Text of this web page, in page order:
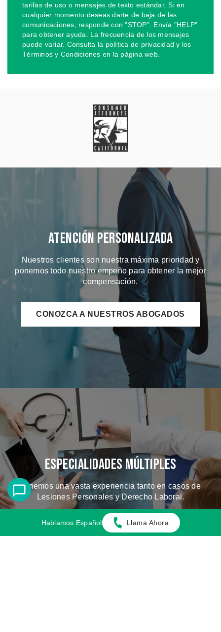
tarifas de uso o mensajes de texto estándar. Si en
cualquier momento deseas darte de baja de las
comunicaciones, responde con "STOP". Envía "HELP"
para obtener ayuda. La frecuencia de los mensajes
puede variar. Consulta la política de privacidad y los
Términos y Condiciones en la página web.
Atención Personalizada
Nuestros clientes son nuestra máxima prioridad y
ponemos todo nuestro empeño para obtener la mejor
compensación.
CONOZCA A NUESTROS ABOGADOS
Especialidades Múltiples
Tenemos una vasta experiencia tanto en casos de
Lesiones Personales y Derecho Laboral.
CONOZCA LOS CASOS QUE
MANEJAMOS
Hablamos Español Llama Ahora